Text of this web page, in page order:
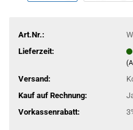
Art.Nr.:
Lieferzeit:
Versand:
Kauf auf Rechnung:
Vorkassenrabatt: